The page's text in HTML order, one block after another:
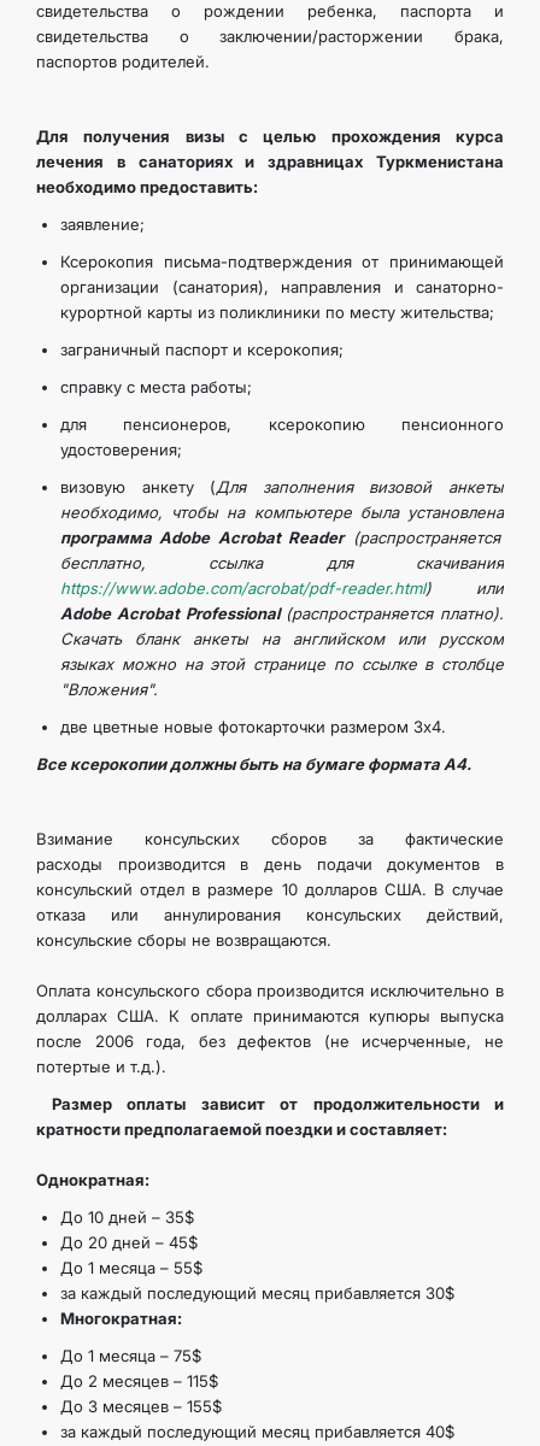
свидетельства о рождении ребенка, паспорта и
свидетельства о заключении/расторжении брака,
паспортов родителей.
Для получения визы с целью прохождения курса
лечения в санаториях и здравницах Туркменистана
необходимо предоставить:
заявление;
Ксерокопия письма-подтверждения от принимающей
организации (санатория), направления и санаторно-
курортной карты из поликлиники по месту жительства;
заграничный паспорт и ксерокопия;
справку с места работы;
для пенсионеров, ксерокопию пенсионного
удостоверения;
визовую анкету (Для заполнения визовой анкеты
необходимо, чтобы на компьютере была установлена
программа Adobe Acrobat Reader(распространяется
бесплатно, ссылка для скачивания
https://www.adobe.com/acrobat/pdf-reader.html) или
Adobe Acrobat Professional(распространяется платно).
Скачать бланк анкеты на английском или русском
языках можно на этой странице по ссылке в столбце
"Вложения".
две цветные новые фотокарточки размером 3х4.
Все ксерокопии должны быть на бумаге формата А4.
Взимание консульских сборов за фактические
расходы производится в день подачи документов в
консульский отдел в размере 10 долларов США. В случае
отказа или аннулирования консульских действий,
консульские сборы не возвращаются.
Оплата консульского сбора производится исключительно в
долларах США. К оплате принимаются купюры выпуска
после 2006 года, без дефектов (не исчерченные, не
потертые и т.д.).
Размер оплаты зависит от продолжительности и
кратности предполагаемой поездки и составляет:
Однократная:
До 10 дней – 35$
До 20 дней – 45$
До 1 месяца – 55$
за каждый последующий месяц прибавляется 30$
Многократная:
До 1 месяца – 75$
До 2 месяцев – 115$
До 3 месяцев – 155$
за каждый последующий месяц прибавляется 40$